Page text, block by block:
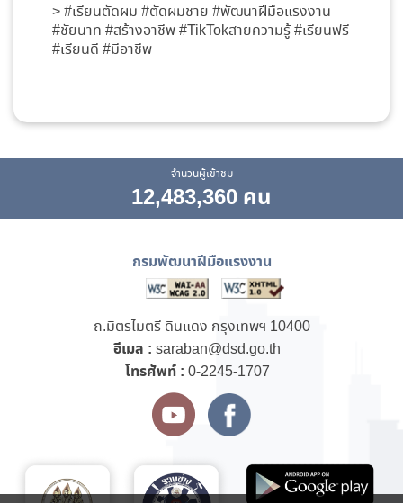
> #เรียนตัดผม #ตัดผมชาย #พัฒนาฝีมือแรงงาน
#ชัยนาท #สร้างอาชีพ #TikTokสายความรู้ #เรียนฟรี
#เรียนดี #มีอาชีพ
จำนวนผู้เข้าชม
12,483,360 คน
กรมพัฒนาฝีมือแรงงาน
ถ.มิตรไมตรี ดินแดง กรุงเทพฯ 10400
อีเมล : saraban@dsd.go.th
โทรศัพท์ : 0-2245-1707